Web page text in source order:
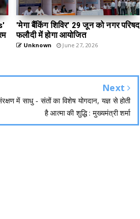
'मेगा बैंकिंग शिविर' 29 जून को नगर परिषद
फलौदी में होगा आयोजित
Unknown June 27, 2026
Next
में साधु - संतों का विशेष योगदान, यज्ञ से होती
है आत्मा की शुद्धि : मुख्यमंत्री शर्मा